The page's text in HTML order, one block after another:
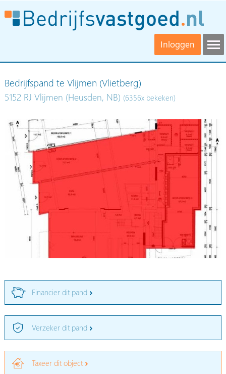
Inloggen
Bedrijfspand te Vlijmen (Vlietberg)
5152 RJ Vlijmen (Heusden, NB) (6356x bekeken)
Financier dit pand
Verzeker dit pand
Taxeer dit object